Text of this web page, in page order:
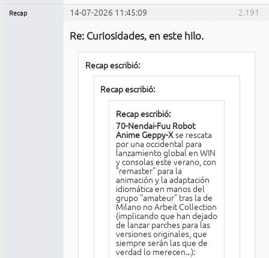
2.191
Recap 14-07-2026 11:45:09
Re: Curiosidades, en este hilo.
Recap escribió:
Recap escribió:
Recap escribió:
70-Nendai-Fuu Robot
Anime Geppy-Xse rescata
por una occidental para
lanzamiento global en WIN
y consolas este verano, con
"remaster" para la
animación y la adaptación
idiomática en manos del
grupo "amateur" tras la de
Milano no Arbeit Collection
(implicando que han dejado
de lanzar parches para las
versiones originales, que
siempre serán las que de
verdad lo merecen...):